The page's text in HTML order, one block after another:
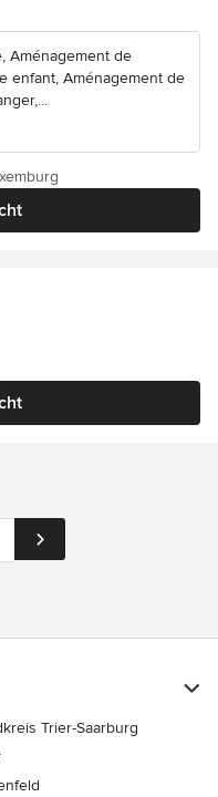
Aménagement de
enfant, Aménagement de
Trier-Saarburg